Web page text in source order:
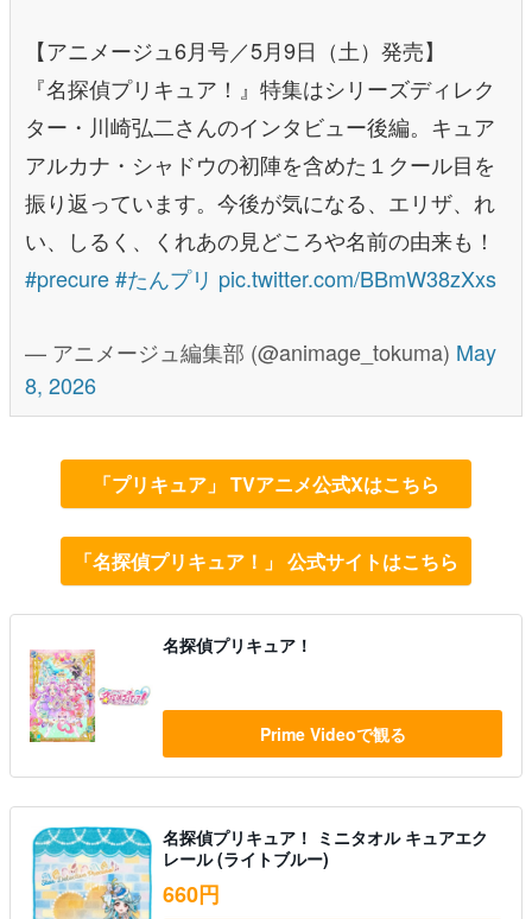
【アニメージュ6月号／5月9日（土）発売】
『名探偵プリキュア！』特集はシリーズディレク
ター・川崎弘二さんのインタビュー後編。キュア
アルカナ・シャドウの初陣を含めた１クール目を
振り返っています。今後が気になる、エリザ、れ
い、しるく、くれあの見どころや名前の由来も！
#precure#たんプリ pic.twitter.com/BBmW38zXxs
— アニメージュ編集部 (@animage_tokuma) May
8, 2026
「プリキュア」 TVアニメ公式Xはこちら
「名探偵プリキュア！」 公式サイトはこちら
名探偵プリキュア！
Prime Videoで観る
名探偵プリキュア！ ミニタオル キュアエク
レール (ライトブルー)
660円